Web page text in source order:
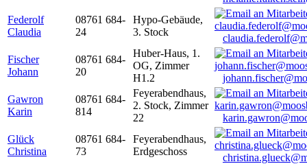
Federolf
Claudia
08761 684-
24
Hypo-Gebäude,
3. Stock
Fischer
Johann
08761 684-
20
Huber-Haus, 1.
OG, Zimmer
H1.2
Gawron
Karin
08761 684-
814
Feyerabendhaus,
2. Stock, Zimmer
22
Glück
Christina
08761 684-
73
Feyerabendhaus,
Erdgeschoss